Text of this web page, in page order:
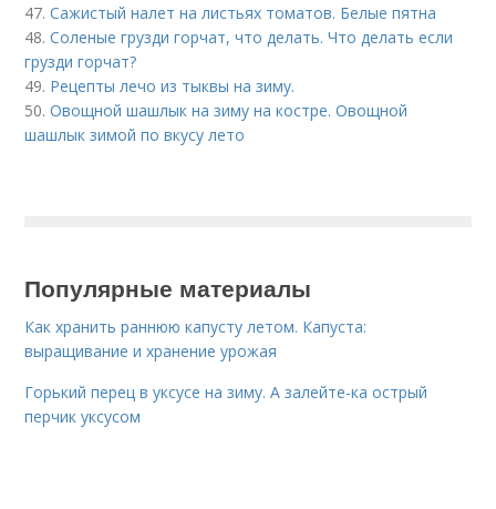
47.Сажистый налет на листьях томатов. Белые пятна
48.Соленые грузди горчат, что делать. Что делать если
грузди горчат?
49. Рецепты лечо из тыквы на зиму.
50.Овощной шашлык на зиму на костре. Овощной
шашлык зимой по вкусу лето
Популярные материалы
Как хранить раннюю капусту летом. Капуста:
выращивание и хранение урожая
Горький перец в уксусе на зиму. А залейте-ка острый
перчик уксусом